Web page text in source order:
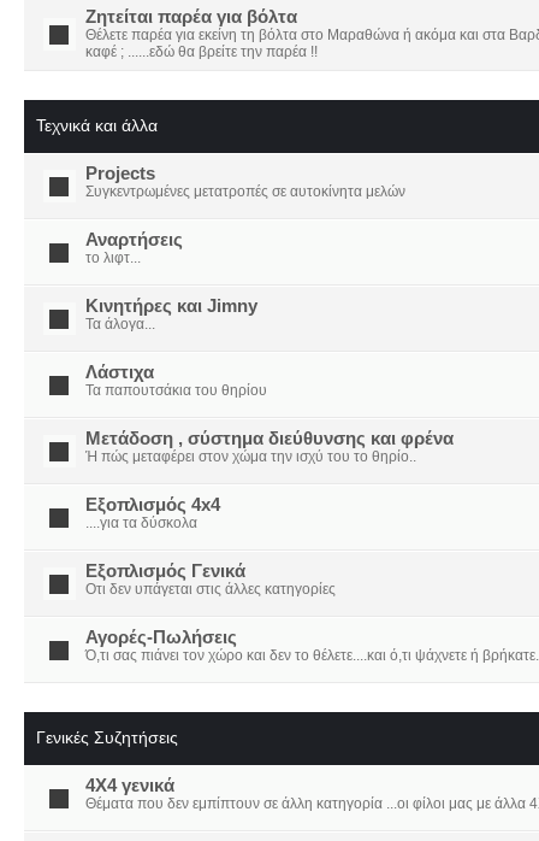
Ζητείται παρέα για βόλτα
Θέλετε παρέα για εκείνη τη βόλτα στο Μαραθώνα ή ακόμα και στα
καφέ ; ......εδώ θα βρείτε την παρέα !!
Τεχνικά και άλλα
Projects
Συγκεντρωμένες μετατροπές σε αυτοκίνητα μελών
Αναρτήσεις
το λιφτ...
Κινητήρες και Jimny
Τα άλογα...
Λάστιχα
Τα παπουτσάκια του θηρίου
Μετάδοση , σύστημα διεύθυνσης και φρένα
Ή πώς μεταφέρει στον χώμα την ισχύ του το θηρίο..
Εξοπλισμός 4x4
....για τα δύσκολα
Εξοπλισμός Γενικά
Οτι δεν υπάγεται στις άλλες κατηγορίες
Αγορές-Πωλήσεις
Ό,τι σας πιάνει τον χώρο και δεν το θέλετε....και ό,τι ψάχνετε ή
Γενικές Συζητήσεις
4X4 γενικά
Θέματα που δεν εμπίπτουν σε άλλη κατηγορία ...οι φίλοι μας με άλλα